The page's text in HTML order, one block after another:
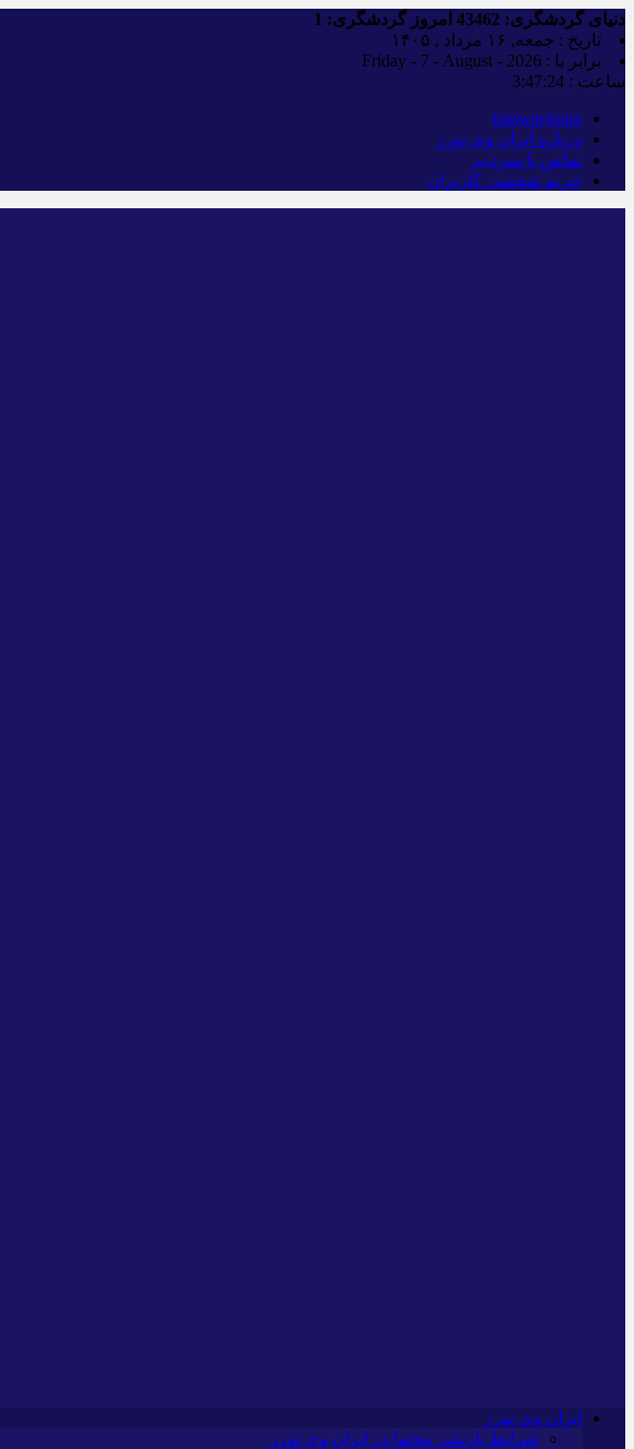
دنیای گردشگری: امروز گردشگری:
تاریخ : جمعه, ۱۶ مرداد , ۱۴۰۵
برابر با : Friday - 7 - August - 2026
ساعت : 3:47:25
iranwaytours
درباره ایران وی تورز
تماس با سردبیر
حریم شخصی کاربران
ایران وی تورز
شرایط بازنشر محتوا در ایران وی تورز